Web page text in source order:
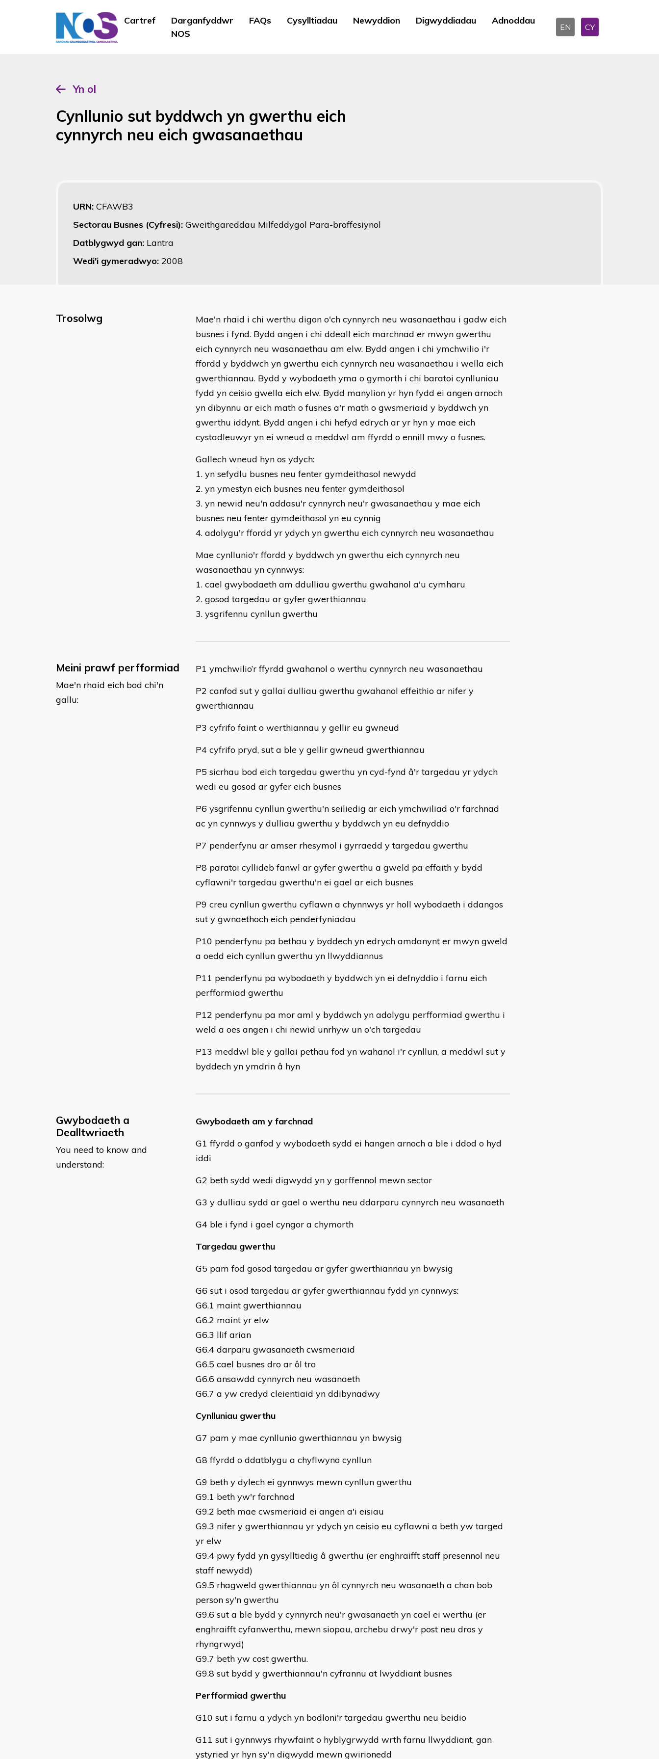
Cartref
Darganfyddwr
NOS
FAQs Cysylltiadau Newyddion Digwyddiadau Adnoddau
EN CY
Yn ol
Cynllunio sut byddwch yn gwerthu eich
cynnyrch neu eich gwasanaethau
URN: CFAWB3
Sectorau Busnes (Cyfresi): Gweithgareddau Milfeddygol Para-broffesiynol
Datblygwyd gan: Lantra
Wedi'i gymeradwyo: 2008
Trosolwg
​Mae'n rhaid i chi werthu digon o'ch cynnyrch neu wasanaethau i gadw eich
busnes i fynd. Bydd angen i chi ddeall eich marchnad er mwyn gwerthu
eich cynnyrch neu wasanaethau am elw. Bydd angen i chi ymchwilio i'r
ffordd y byddwch yn gwerthu eich cynnyrch neu wasanaethau i wella eich
gwerthiannau. Bydd y wybodaeth yma o gymorth i chi baratoi cynlluniau
fydd yn ceisio gwella eich elw. Bydd manylion yr hyn fydd ei angen arnoch
yn dibynnu ar eich math o fusnes a'r math o gwsmeriaid y byddwch yn
gwerthu iddynt. Bydd angen i chi hefyd edrych ar yr hyn y mae eich
cystadleuwyr yn ei wneud a meddwl am ffyrdd o ennill mwy o fusnes.
Gallech wneud hyn os ydych:
1. yn sefydlu busnes neu fenter gymdeithasol newydd
2. yn ymestyn eich busnes neu fenter gymdeithasol
3. yn newid neu'n addasu'r cynnyrch neu'r gwasanaethau y mae eich
busnes neu fenter gymdeithasol yn eu cynnig
4. adolygu'r ffordd yr ydych yn gwerthu eich cynnyrch neu wasanaethau
Mae cynllunio'r ffordd y byddwch yn gwerthu eich cynnyrch neu
wasanaethau yn cynnwys:
1. cael gwybodaeth am ddulliau gwerthu gwahanol a'u cymharu
2. gosod targedau ar gyfer gwerthiannau
3. ysgrifennu cynllun gwerthu
Meini prawf perfformiad
Mae'n rhaid eich bod chi'n
gallu:
​P1 ymchwilio’r ffyrdd gwahanol o werthu cynnyrch neu wasanaethau
P2 canfod sut y gallai dulliau gwerthu gwahanol effeithio ar nifer y
gwerthiannau
P3 cyfrifo faint o werthiannau y gellir eu gwneud
P4 cyfrifo pryd, sut a ble y gellir gwneud gwerthiannau
P5 sicrhau bod eich targedau gwerthu yn cyd-fynd â'r targedau yr ydych
wedi eu gosod ar gyfer eich busnes
P6 ysgrifennu cynllun gwerthu'n seiliedig ar eich ymchwiliad o'r farchnad
ac yn cynnwys y dulliau gwerthu y byddwch yn eu defnyddio
P7 penderfynu ar amser rhesymol i gyrraedd y targedau gwerthu
P8 paratoi cyllideb fanwl ar gyfer gwerthu a gweld pa effaith y bydd
cyflawni'r targedau gwerthu'n ei gael ar eich busnes
P9 creu cynllun gwerthu cyflawn a chynnwys yr holl wybodaeth i ddangos
sut y gwnaethoch eich penderfyniadau
P10 penderfynu pa bethau y byddech yn edrych amdanynt er mwyn gweld
a oedd eich cynllun gwerthu yn llwyddiannus
P11 penderfynu pa wybodaeth y byddwch yn ei defnyddio i farnu eich
perfformiad gwerthu
P12 penderfynu pa mor aml y byddwch yn adolygu perfformiad gwerthu i
weld a oes angen i chi newid unrhyw un o'ch targedau
P13 meddwl ble y gallai pethau fod yn wahanol i'r cynllun, a meddwl sut y
byddech yn ymdrin â hyn
Gwybodaeth a
Dealltwriaeth
You need to know and
understand:
Gwybodaeth am y farchnad
G1 ffyrdd o ganfod y wybodaeth sydd ei hangen arnoch a ble i ddod o hyd
iddi
G2 beth sydd wedi digwydd yn y gorffennol mewn sector
G3 y dulliau sydd ar gael o werthu neu ddarparu cynnyrch neu wasanaeth
G4 ble i fynd i gael cyngor a chymorth
Targedau gwerthu
G5 pam fod gosod targedau ar gyfer gwerthiannau yn bwysig
G6 sut i osod targedau ar gyfer gwerthiannau fydd yn cynnwys:
G6.1 maint gwerthiannau
G6.2 maint yr elw
G6.3 llif arian
G6.4 darparu gwasanaeth cwsmeriaid
G6.5 cael busnes dro ar ôl tro
G6.6 ansawdd cynnyrch neu wasanaeth
G6.7 a yw credyd cleientiaid yn ddibynadwy
Cynlluniau gwerthu
G7 pam y mae cynllunio gwerthiannau yn bwysig
G8 ffyrdd o ddatblygu a chyflwyno cynllun
G9 beth y dylech ei gynnwys mewn cynllun gwerthu
G9.1 beth yw'r farchnad
G9.2 beth mae cwsmeriaid ei angen a'i eisiau
G9.3 nifer y gwerthiannau yr ydych yn ceisio eu cyflawni a beth yw targed
yr elw
G9.4 pwy fydd yn gysylltiedig â gwerthu (er enghraifft staff presennol neu
staff newydd)
G9.5 rhagweld gwerthiannau yn ôl cynnyrch neu wasanaeth a chan bob
person sy'n gwerthu
G9.6 sut a ble bydd y cynnyrch neu'r gwasanaeth yn cael ei werthu (er
enghraifft cyfanwerthu, mewn siopau, archebu drwy'r post neu dros y
rhyngrwyd)
G9.7 beth yw cost gwerthu.
G9.8 sut bydd y gwerthiannau'n cyfrannu at lwyddiant busnes
Perfformiad gwerthu
G10 sut i farnu a ydych yn bodloni'r targedau gwerthu neu beidio
G11 sut i gynnwys rhywfaint o hyblygrwydd wrth farnu llwyddiant, gan
ystyried yr hyn sy'n digwydd mewn gwirionedd